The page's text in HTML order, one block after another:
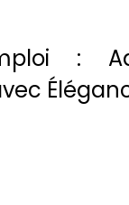
: